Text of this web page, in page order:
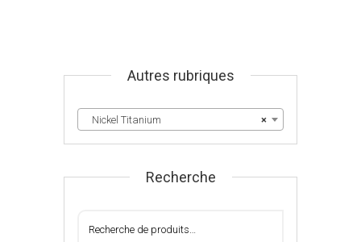
Autres rubriques
×
Nickel Titanium
Recherche